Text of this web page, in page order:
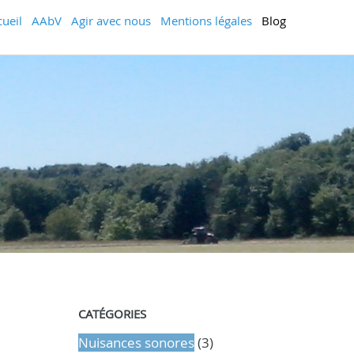
AAbV Agir avec nous Mentions légales Blog
CATÉGORIES
Nuisances sonores(3)